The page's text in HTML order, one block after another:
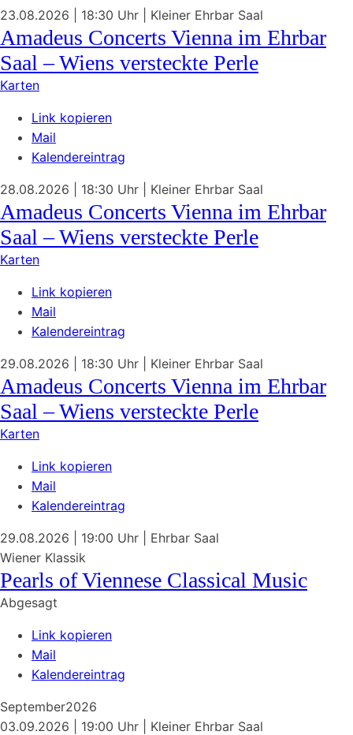
23.08.2026 | 18:30 Uhr Kleiner Ehrbar Saal
Amadeus Concerts Vienna im Ehrbar
Saal – Wiens versteckte Perle
Karten
Link kopieren
Mail
Kalendereintrag
28.08.2026 | 18:30 Uhr Kleiner Ehrbar Saal
Amadeus Concerts Vienna im Ehrbar
Saal – Wiens versteckte Perle
Karten
Link kopieren
Mail
Kalendereintrag
29.08.2026 | 18:30 Uhr Kleiner Ehrbar Saal
Amadeus Concerts Vienna im Ehrbar
Saal – Wiens versteckte Perle
Karten
Link kopieren
Mail
Kalendereintrag
29.08.2026 | 19:00 Uhr
Ehrbar Saal
Wiener Klassik
Pearls of Viennese Classical Music
Abgesagt
Link kopieren
Mail
Kalendereintrag
September2026
03.09.2026
| 19:00 Uhr
Kleiner Ehrbar Saal